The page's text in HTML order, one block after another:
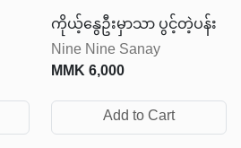
ကိုယ့်နွေဦးမှာသာ ပွင့်တဲ့ပန်း
Nine Nine Sanay
MMK6,000
Add to Cart